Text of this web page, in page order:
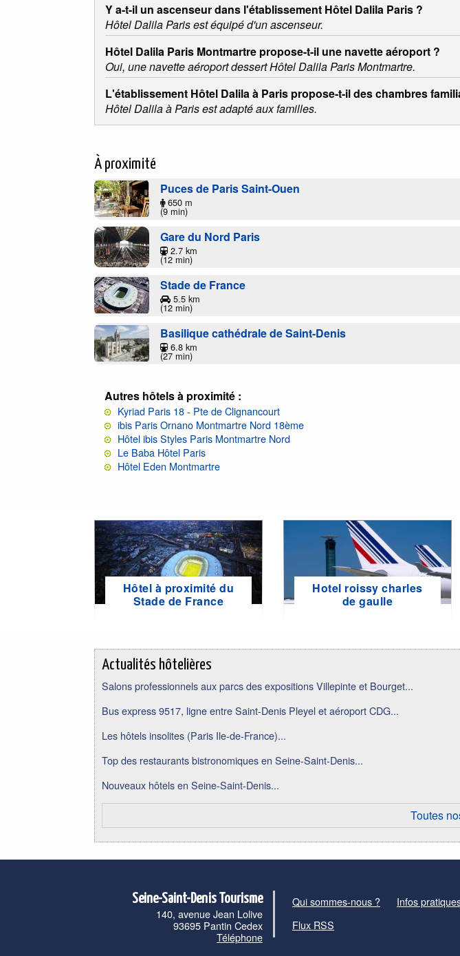
Y a-t-il un ascenseur dans l'établissement Hôtel Dalila Paris ?
Hôtel Dalila Paris est équipé d'un ascenseur.
Hôtel Dalila Paris Montmartre propose-t-il une navette aéroport ?
Oui, une navette aéroport dessert Hôtel Dalila Paris Montmartre.
L'établissement Hôtel Dalila à Paris propose-t-il des chambres
Hôtel Dalila à Paris est adapté aux familles.
À proximité
Puces de Paris Saint-Ouen
650 m
(9 min)
Gare du Nord Paris
2.7 km
(12 min)
Stade de France
5.5 km
(12 min)
Basilique cathédrale de Saint-Denis
6.8 km
(27 min)
Autres hôtels à proximité :
Kyriad Paris 18 - Pte de Clignancourt
ibis Paris Ornano Montmartre Nord 18ème
Hôtel ibis Styles Paris Montmartre Nord
Le Baba Hôtel Paris
Hôtel Eden Montmartre
Hôtel à proximité du
Stade de France
Hotel roissy charles
de gaulle
Actualités hôtelières
Salons professionnels aux parcs des expositions Villepinte et Bourget...
Bus express 9517, ligne entre Saint-Denis Pleyel et aéroport CDG...
Les hôtels insolites (Paris Ile-de-France)...
Top des restaurants bistronomiques en Seine-Saint-Denis...
Nouveaux hôtels en Seine-Saint-Denis...
Toutes
Seine-Saint-Denis Tourisme
140, avenue Jean Lolive
93695 Pantin Cedex
Téléphone
Qui sommes-nous ? Infos
Flux RSS